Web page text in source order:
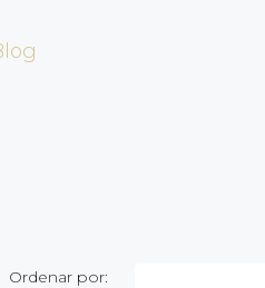
Ordenar por: